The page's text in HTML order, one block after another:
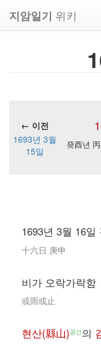
지암일기 위키
← 이전
1693년 3월
15일
癸酉년
1693년 3월 16일
十六日 庚申
비가 오락가락함
或雨或止
현산(縣山)공간의